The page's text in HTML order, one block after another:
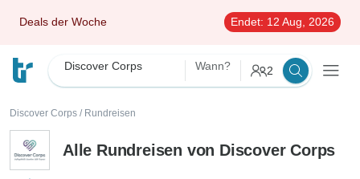
Deals der Woche Endet: 12 Aug, 2026
Discover Corps Wann? 2
Discover Corps / Rundreisen
Alle Rundreisen von Discover Corps